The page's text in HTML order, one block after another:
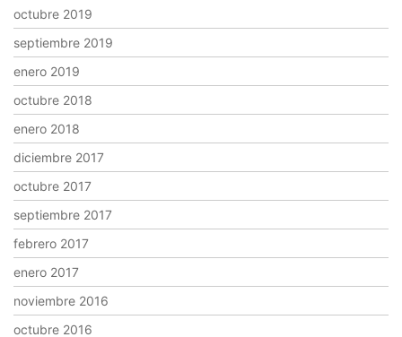
octubre 2019
septiembre 2019
enero 2019
octubre 2018
enero 2018
diciembre 2017
octubre 2017
septiembre 2017
febrero 2017
enero 2017
noviembre 2016
octubre 2016